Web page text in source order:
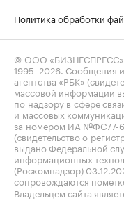
Политика обработки
© ООО
1995–2026 . Сообщения
агентства «РБК»
массовой информации
по надзору в сфере
и массовых
за номером ИА №ФС77-
(свидетельство о
выдано Федеральной
информационных
(Роскомнадзор)
сопровождаются
Владельцем сайта